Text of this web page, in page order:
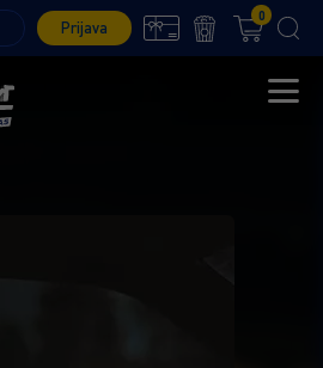
Prijava
0